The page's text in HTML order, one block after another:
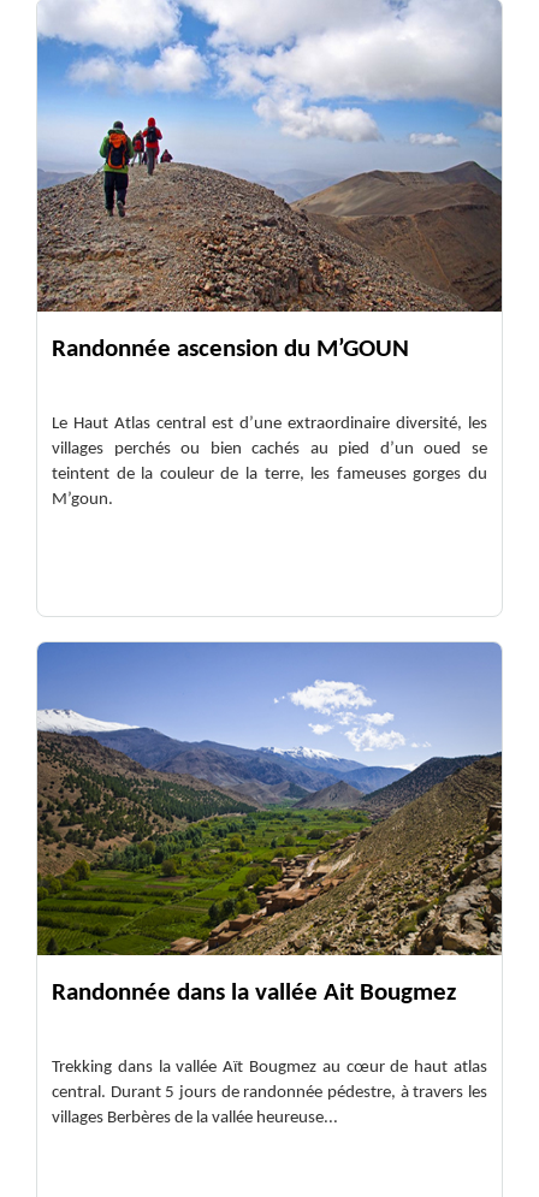
Randonnée ascension du M’GOUN
Le Haut Atlas central est d’une extraordinaire diversité, les
villages perchés ou bien cachés au pied d’un oued se
teintent de la couleur de la terre, les fameuses gorges du
M’goun.
Randonnée dans la vallée Ait Bougmez
Trekking dans la vallée Aït Bougmez au cœur de haut atlas
central. Durant 5 jours de randonnée pédestre, à travers les
villages Berbères de la vallée heureuse...